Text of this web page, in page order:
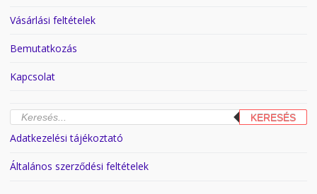
Vásárlási feltételek
Bemutatkozás
Kapcsolat
Products
search KERESÉS
Adatkezelési tájékoztató
Általános szerződési feltételek